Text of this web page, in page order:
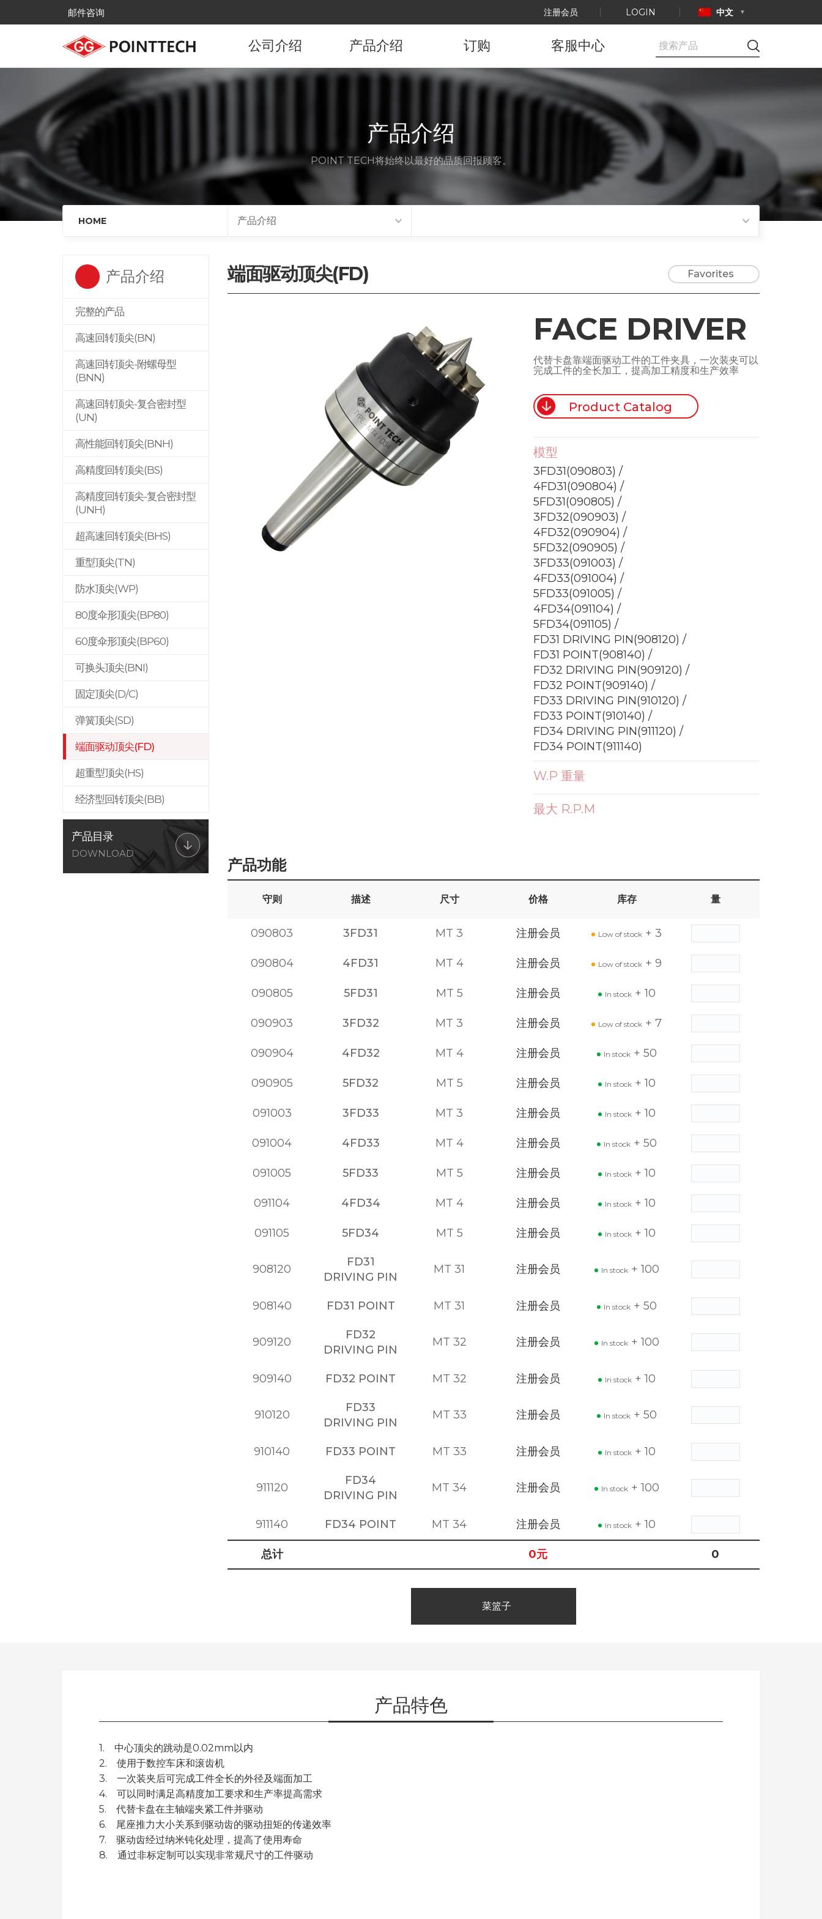
邮件咨询 注册会员 LOGIN 中文
公司介绍
全国代理店
产品介绍 订购
订购产品
客服中心
公告事项
E-mail咨询
产品介绍
POINT TECH将始终以最好的品质回报顾客。
HOME 产品介绍
产品介绍
完整的产品
高速回转顶尖(BN)
高速回转顶尖-附螺母型
(BNN)
高速回转顶尖-复合密封型
(UN)
高性能回转顶尖(BNH)
高精度回转顶尖(BS)
高精度回转顶尖-复合密封型
(UNH)
超高速回转顶尖(BHS)
重型顶尖(TN)
防水顶尖(WP)
80度伞形顶尖(BP80)
60度伞形顶尖(BP60)
可换头顶尖(BNI)
固定顶尖(D/C)
弹簧顶尖(SD)
端面驱动顶尖(FD)
超重型顶尖(HS)
经济型回转顶尖(BB)
产品目录
DOWNLOAD
端面驱动顶尖(FD) Favorites
FACE DRIVER
代替卡盘靠端面驱动工件的工件夹具，一次装夹可以
完成工件的全长加工，提高加工精度和生产效率
Product Catalog
模型
3FD31(090803) /
4FD31(090804) /
5FD31(090805) /
3FD32(090903) /
4FD32(090904) /
5FD32(090905) /
3FD33(091003) /
4FD33(091004) /
5FD33(091005) /
4FD34(091104) /
5FD34(091105) /
FD31 DRIVING PIN(908120) /
FD31 POINT(908140) /
FD32 DRIVING PIN(909120) /
FD32 POINT(909140) /
FD33 DRIVING PIN(910120) /
FD33 POINT(910140) /
FD34 DRIVING PIN(911120) /
FD34 POINT(911140)
W.P 重量
最大 R.P.M
产品功能
守则 描述 尺寸 价格 库存 量
090803 3FD31 MT 3 注册会员 Low of stock + 3
090804 4FD31 MT 4 注册会员 Low of stock + 9
090805 5FD31 MT 5 注册会员 In stock+ 10
090903 3FD32 MT 3 注册会员 Low of stock + 7
090904 4FD32 MT 4 注册会员 In stock+ 50
090905 5FD32 MT 5 注册会员 In stock+ 10
091003 3FD33 MT 3 注册会员 In stock+ 10
091004 4FD33 MT 4 注册会员 In stock+ 50
091005 5FD33 MT 5 注册会员 In stock+ 10
091104 4FD34 MT 4 注册会员 In stock+ 10
091105 5FD34 MT 5 注册会员 In stock+ 10
908120
FD31
DRIVING PIN
MT 31 注册会员 In stock+ 100
908140 FD31 POINT MT 31 注册会员 In stock+ 50
909120
FD32
DRIVING PIN
MT 32 注册会员 In stock+ 100
909140 FD32 POINT MT 32 注册会员 In stock+ 10
910120
FD33
DRIVING PIN
MT 33 注册会员 In stock+ 50
910140 FD33 POINT MT 33 注册会员 In stock+ 10
911120
FD34
DRIVING PIN
MT 34 注册会员 In stock+ 100
911140 FD34 POINT MT 34 注册会员 In stock+ 10
总计 0元 0
菜篮子
产品特色
1. 中心顶尖的跳动是0.02mm以内
2. 使用于数控车床和滚齿机
3. 一次装夹后可完成工件全长的外径及端面加工
4. 可以同时满足高精度加工要求和生产率提高需求
5. 代替卡盘在主轴端夹紧工件并驱动
6. 尾座推力大小关系到驱动齿的驱动扭矩的传递效率
7. 驱动齿经过纳米钝化处理，提高了使用寿命
8. 通过非标定制可以实现非常规尺寸的工件驱动